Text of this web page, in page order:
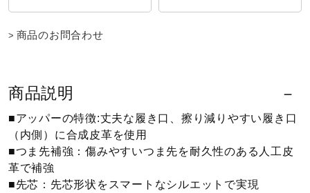
インナー
アウトドア／レイン
商品のお問合わせ
商品説明
■アッパーの特徴:丈夫な履き口、擦り減りやすい履き口
（内側）に合成皮革を使用
■つま先補強：傷みやすいつま先を耐久性のある人工皮
革で補強
■先芯：先芯形状をスマートなシルエットで実現